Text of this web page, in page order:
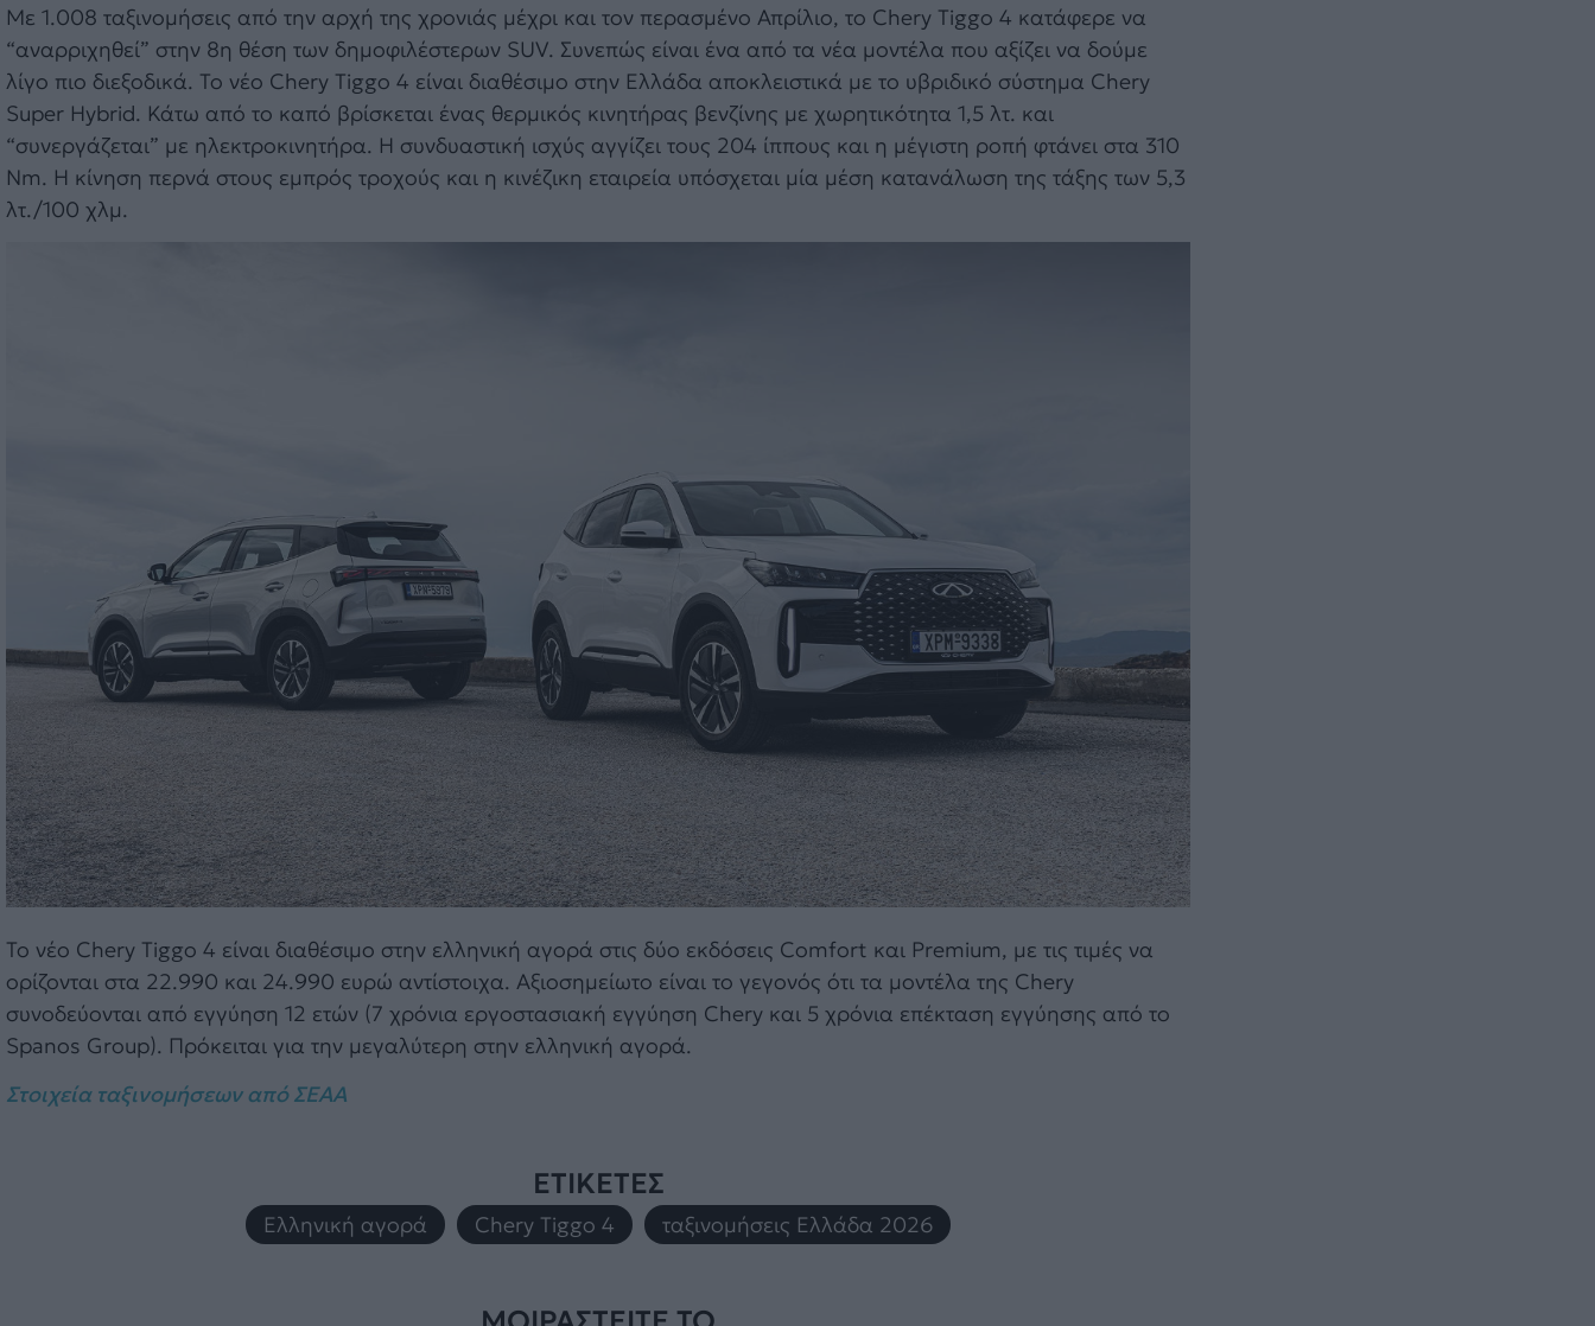
Με 1.008 ταξινομήσεις από την αρχή της χρονιάς μέχρι και τον περασμένο Απρίλιο, το Chery Tiggo 4 κατάφερε να
“αναρριχηθεί” στην 8η θέση των δημοφιλέστερων SUV. Συνεπώς είναι ένα από τα νέα μοντέλα που αξίζει να δούμε
λίγο πιο διεξοδικά. Το νέο Chery Tiggo 4 είναι διαθέσιμο στην Ελλάδα αποκλειστικά με το υβριδικό σύστημα Chery
Super Hybrid. Κάτω από το καπό βρίσκεται ένας θερμικός κινητήρας βενζίνης με χωρητικότητα 1,5 λτ. και
“συνεργάζεται” με ηλεκτροκινητήρα. Η συνδυαστική ισχύς αγγίζει τους 204 ίππους και η μέγιστη ροπή φτάνει στα 310
Nm. Η κίνηση περνά στους εμπρός τροχούς και η κινέζικη εταιρεία υπόσχεται μία μέση κατανάλωση της τάξης των 5,3
λτ./100 χλμ.
Το νέο Chery Tiggo 4 είναι διαθέσιμο στην ελληνική αγορά στις δύο εκδόσεις Comfort και Premium, με τις τιμές να
ορίζονται στα 22.990 και 24.990 ευρώ αντίστοιχα. Αξιοσημείωτο είναι το γεγονός ότι τα μοντέλα της Chery
συνοδεύονται από εγγύηση 12 ετών (7 χρόνια εργοστασιακή εγγύηση Chery και 5 χρόνια επέκταση εγγύησης από το
Spanos Group). Πρόκειται για την μεγαλύτερη στην ελληνική αγορά.
Στοιχεία ταξινομήσεων από ΣΕΑΑ
ΕΤΙΚΕΤΕΣ
Ελληνική αγορά Chery Tiggo 4 ταξινομήσεις Ελλάδα 2026